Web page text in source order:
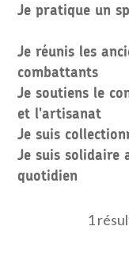
Je pratique un
Je réunis les
combattants
Je soutiens le
et l'artisanat
Je suis
Je suis solidaire
quotidien
1